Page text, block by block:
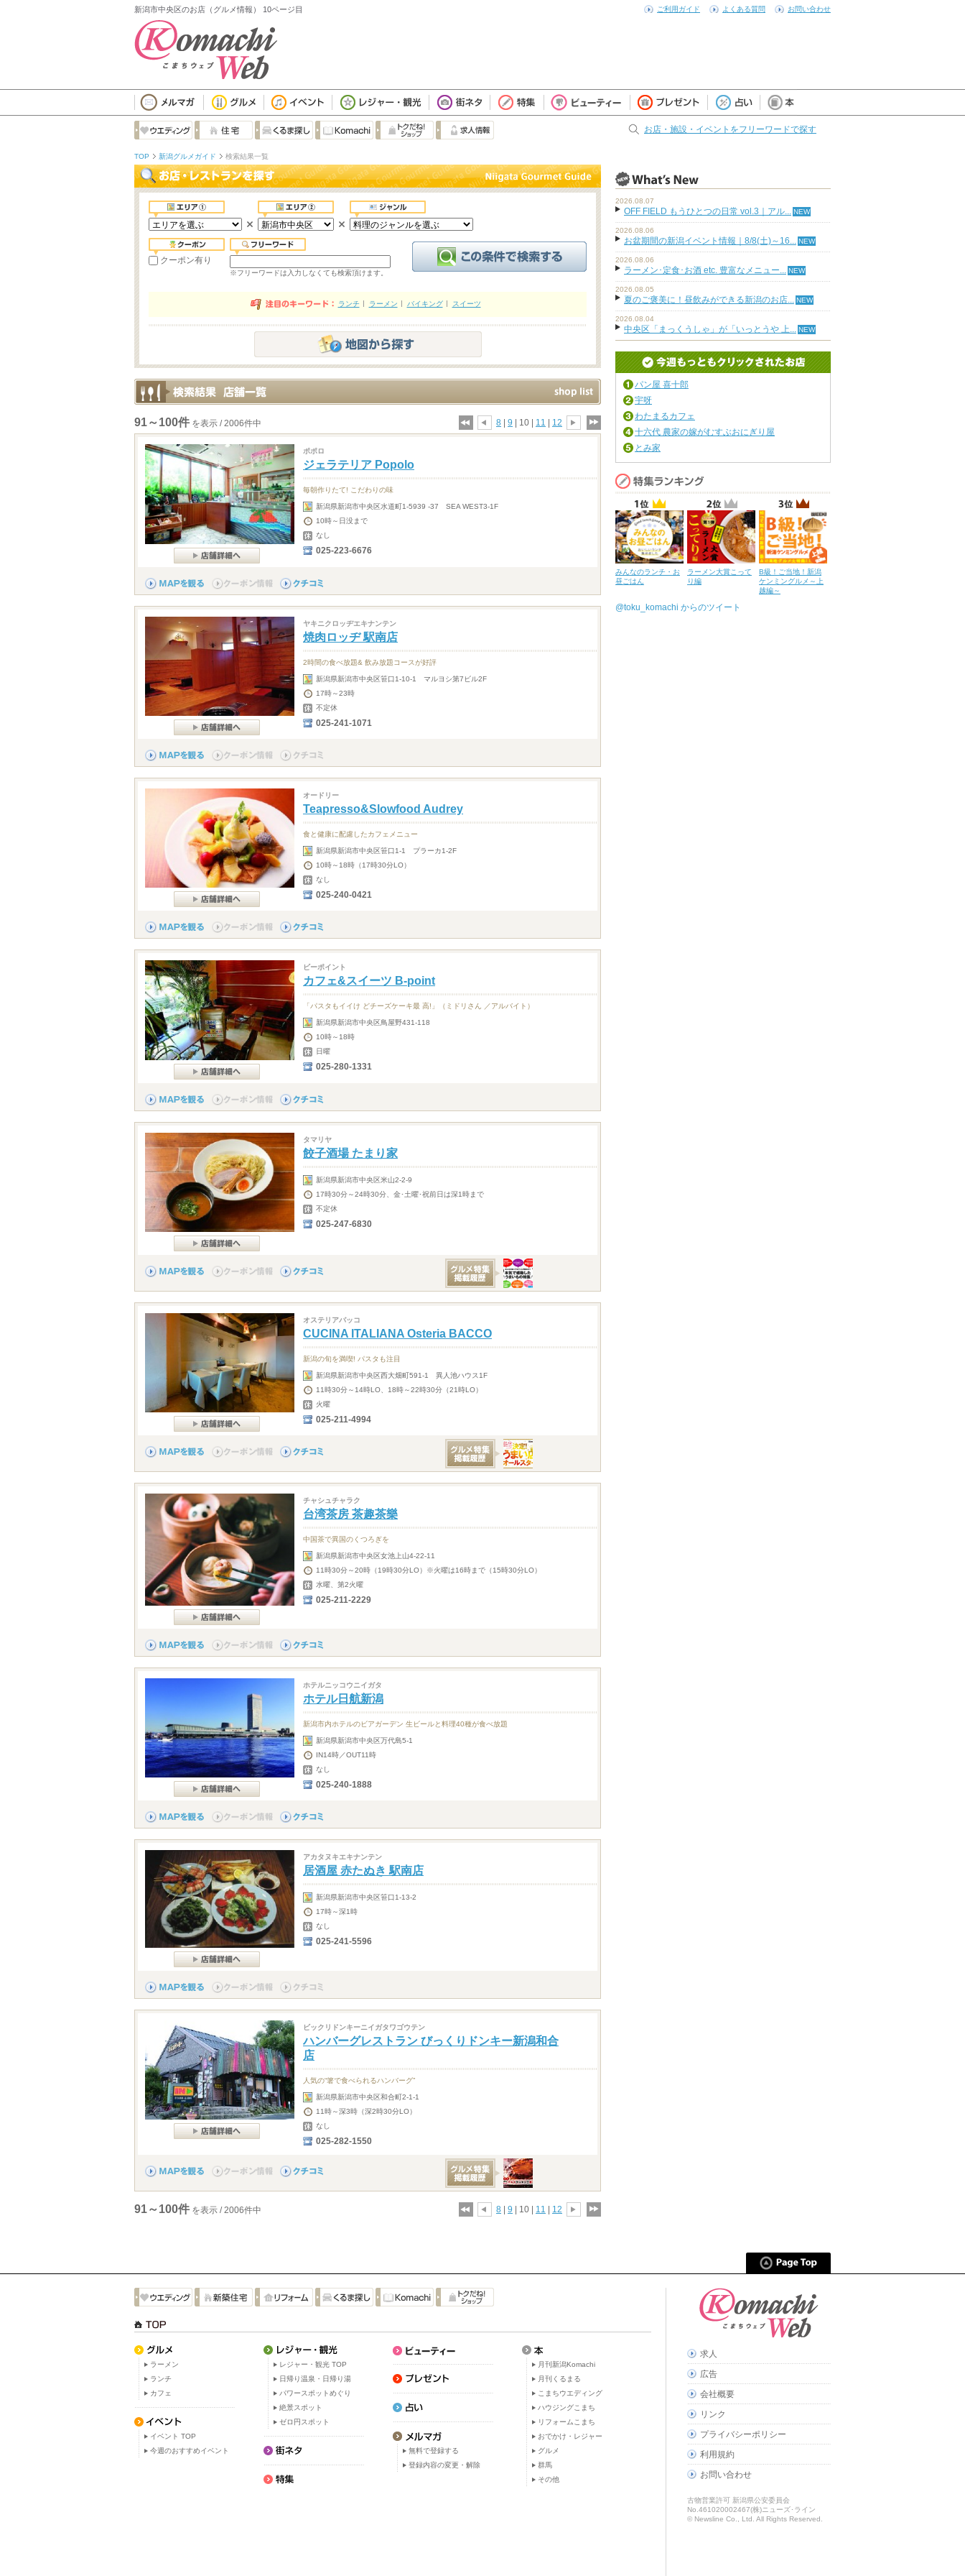
新潟市中央区のお店（グルメ情報） 10ページ目 ご利用ガイド よくある質問 お問い合わせ
お店・施設・イベントをフリーワードで探す
TOP 新潟グルメガイド 検索結果一覧
クーポン有り
※フリーワードは入力しなくても検索頂けます。
ランチ ラーメン バイキング スイーツ
91～100件 を表示 / 2006件中 8 9 | 10 | 11 12
ポポロ
ジェラテリア Popolo
毎朝作りたて! こだわりの味
新潟県新潟市中央区水道町1-5939 -37 SEA WEST3-1F
10時～日没まで
なし
025-223-6676
ヤキニクロッヂエキナンテン
焼肉ロッヂ 駅南店
2時間の食べ放題& 飲み放題コースが好評
新潟県新潟市中央区笹口1-10-1 マルヨシ第7ビル2F
17時～23時
不定休
025-241-1071
オードリー
Teapresso&Slowfood Audrey
食と健康に配慮したカフェメニュー
新潟県新潟市中央区笹口1-1 プラーカ1-2F
10時～18時（17時30分LO）
なし
025-240-0421
ビーポイント
カフェ&スイーツ B-point
「パスタもイイけ どチーズケーキ最 高!」（ミドリさん ／アルバイト）
新潟県新潟市中央区鳥屋野431-118
10時～18時
日曜
025-280-1331
タマリヤ
餃子酒場 たまり家
新潟県新潟市中央区米山2-2-9
17時30分～24時30分、金･土曜･祝前日は深1時まで
不定休
025-247-6830
オステリアバッコ
CUCINA ITALIANA Osteria BACCO
新潟の旬を満喫! パスタも注目
新潟県新潟市中央区西大畑町591-1 異人池ハウス1F
11時30分～14時LO、18時～22時30分（21時LO）
火曜
025-211-4994
チャシュチャラク
台湾茶房 茶趣茶樂
中国茶で異国のくつろぎを
新潟県新潟市中央区女池上山4-22-11
11時30分～20時（19時30分LO）※火曜は16時まで（15時30分LO）
水曜、第2火曜
025-211-2229
ホテルニッコウニイガタ
ホテル日航新潟
新潟市内ホテルのビアガーデン 生ビールと料理40種が食べ放題
新潟県新潟市中央区万代島5-1
IN14時／OUT11時
なし
025-240-1888
アカタヌキエキナンテン
居酒屋 赤たぬき 駅南店
新潟県新潟市中央区笹口1-13-2
17時～深1時
なし
025-241-5596
ビックリドンキーニイガタワゴウテン
ハンバーグレストラン びっくりドンキー新潟和合
店
人気の“箸で食べられるハンバーグ”
新潟県新潟市中央区和合町2-1-1
11時～深3時（深2時30分LO）
なし
025-282-1550
91～100件 を表示 / 2006件中 8 9 | 10 | 11 12
2026.08.07
OFF FIELD もうひとつの日常 vol.3｜アル...
2026.08.06
お盆期間の新潟イベント情報｜8/8(土)～16...
2026.08.06
ラーメン･定食･お酒 etc. 豊富なメニュー...
2026.08.05
夏のご褒美に！昼飲みができる新潟のお店...
2026.08.04
中央区「まっくうしゃ」が「いっとうや 上...
パン屋 喜十郎
宇呀
わたまるカフェ
十六代 農家の嫁がむすぶおにぎり屋
とみ家
みんなのランチ・お
昼ごはん
ラーメン大賞こって
り編
B級！ご当地！新潟
ケンミングルメ～上
越編～
@toku_komachi からのツイート
ラーメン
ランチ
カフェ
イベント TOP
今週のおすすめイベント
レジャー・観光 TOP
日帰り温泉・日帰り湯
パワースポットめぐり
絶景スポット
ゼロ円スポット
無料で登録する
登録内容の変更・解除
月刊新潟Komachi
月刊くるまる
こまちウエディング
ハウジングこまち
リフォームこまち
おでかけ・レジャー
グルメ
群馬
その他
求人
広告
会社概要
リンク
プライバシーポリシー
利用規約
お問い合わせ
古物営業許可 新潟県公安委員会
No.461020002467(株)ニューズ･ライン
© Newsline Co., Ltd. All Rights Reserved.